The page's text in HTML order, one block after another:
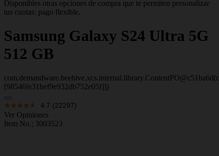
Disponibles otras opciones de compra que te permiten personalizar
tus cuotas: pago flexible.
Samsung Galaxy S24 Ultra 5G
512 GB
[98546fe31bef9e932db752e05f]])
4.7 (22297)
Ver Opiniones
Item No.; 3003523